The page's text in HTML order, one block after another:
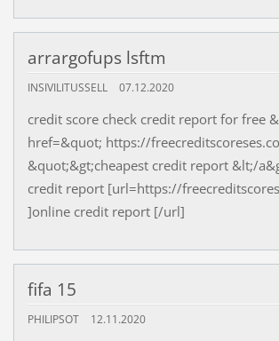
arrargofups lsftm
INSIVILITUSSELL 07.12.2020
credit score check credit report for free
href=&quot; https://
&quot;&gt;cheapest credit report &lt;/
credit report [url=https://
]online credit report [/url]
fifa 15
PHILIPSOT 12.11.2020